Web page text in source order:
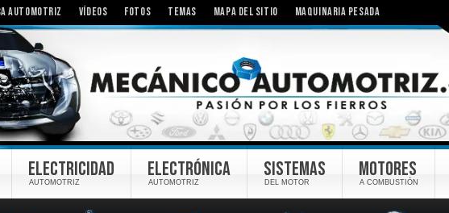
AUTOMOTRIZ VÍDEOS FOTOS TEMAS MAPA DEL SITIO MAQUINARIA PESADA
ELECTRICIDAD
AUTOMOTRIZ
ELECTRÓNICA
AUTOMOTRIZ
SISTEMAS
DEL MOTOR
MOTORES
A COMBUSTIÓN